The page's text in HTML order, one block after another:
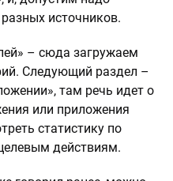
источников.
– сюда загружаем
Следующий раздел –
там речь идет о
или приложения
статистику по
действиям.